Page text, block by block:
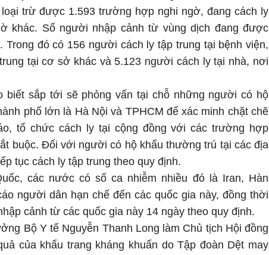
trừ được 1.593 trường hợp nghi ngờ, đang cách ly
khác. Số người nhập cảnh từ vùng dịch đang được
Trong đó có 156 người cách ly tập trung tại bệnh viện,
tại cơ sở khác và 5.123 người cách ly tại nhà, nơi
biết sắp tới sẽ phỏng vấn tại chỗ những người có hộ
phố lớn là Hà Nội và TPHCM để xác minh chặt chẽ
tổ chức cách ly tại cộng đồng với các trường hợp
buộc. Đối với người có hộ khẩu thường trú tại các địa
tục cách ly tập trung theo quy định.
các nước có số ca nhiễm nhiều đó là Iran, Hàn
người dân hạn chế đến các quốc gia này, đồng thời
cảnh từ các quốc gia này 14 ngày theo quy định.
Bộ Y tế Nguyễn Thanh Long làm Chủ tịch Hội đồng
của khẩu trang kháng khuẩn do Tập đoàn Dệt may